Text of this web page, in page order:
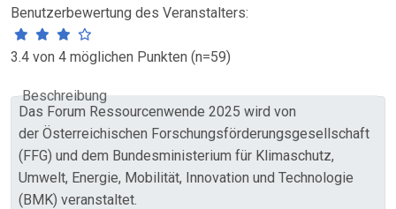
Benutzerbewertung des Veranstalters:
3.4 von 4 möglichen Punkten (n=59)
Beschreibung
Das Forum Ressourcenwende 2025 wird von
der Österreichischen Forschungsförderungsgesellschaft
(FFG) und dem Bundesministerium für Klimaschutz,
Umwelt, Energie, Mobilität, Innovation und Technologie
(BMK) veranstaltet.